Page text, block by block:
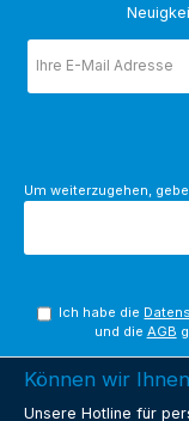
Mail-
Um weiterzugehen,
Ich habe die
und die AGB
Können wir
Unsere Hotline für